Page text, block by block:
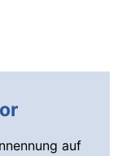
auf